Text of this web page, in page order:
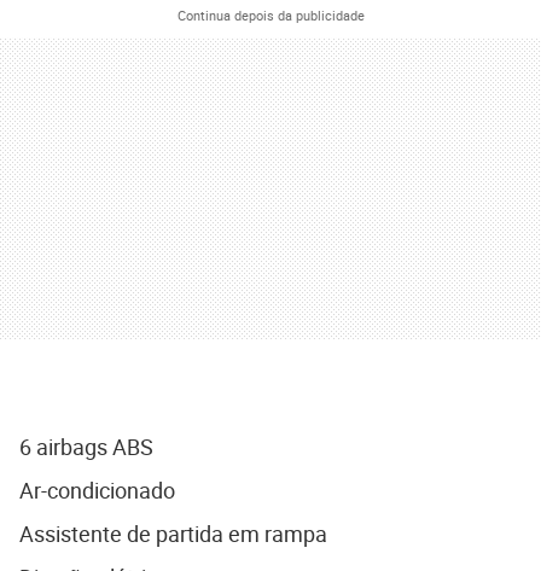
Continua depois da publicidade
6 airbags ABS
Ar-condicionado
Assistente de partida em rampa